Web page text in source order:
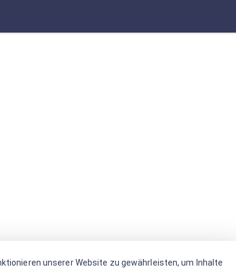
unserer Website zu gewährleisten, um Inhalte